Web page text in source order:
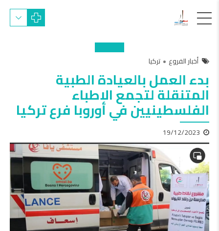
أخبار الفروع تركيا
بدء العمل بالعيادة الطبية
المتنقلة لتجمع الاطباء
الفلسطينيين في أوروبا فرع تركيا
19/12/2023